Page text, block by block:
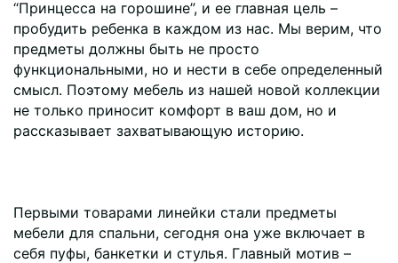
“Принцесса на горошине”, и ее главная цель –
пробудить ребенка в каждом из нас. Мы верим, что
предметы должны быть не просто
функциональными, но и нести в себе определенный
смысл. Поэтому мебель из нашей новой коллекции
не только приносит комфорт в ваш дом, но и
рассказывает захватывающую историю.
Первыми товарами линейки стали предметы
мебели для спальни, сегодня она уже включает в
себя пуфы, банкетки и стулья. Главный мотив –